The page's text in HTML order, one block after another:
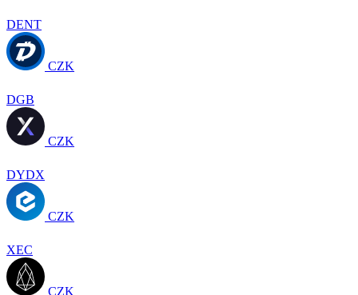
DENT
CZK
DGB
CZK
DYDX
CZK
XEC
CZK